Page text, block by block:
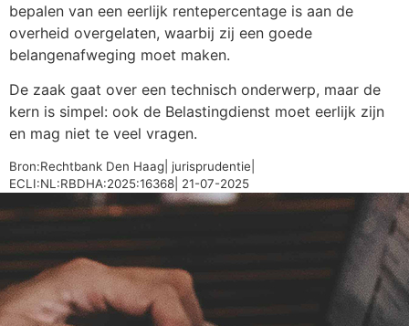
bepalen van een eerlijk rentepercentage is aan de
overheid overgelaten, waarbij zij een goede
belangenafweging moet maken.
De zaak gaat over een technisch onderwerp, maar de
kern is simpel: ook de Belastingdienst moet eerlijk zijn
en mag niet te veel vragen.
Bron:Rechtbank Den Haag| jurisprudentie|
ECLI:NL:RBDHA:2025:16368| 21-07-2025